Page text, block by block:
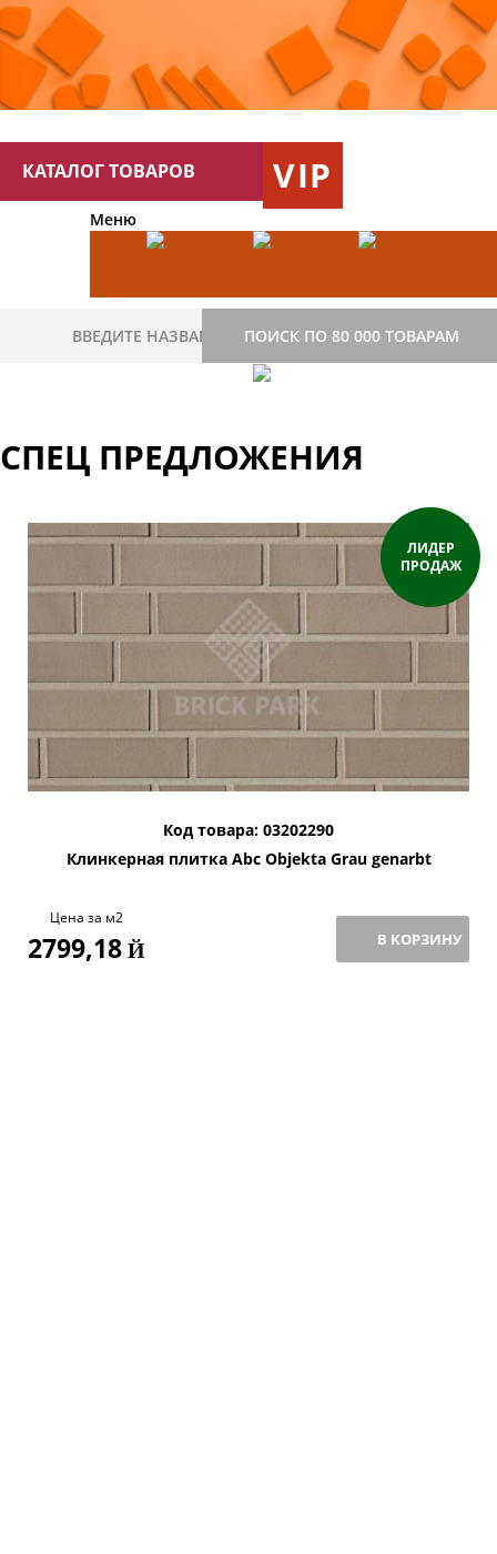
КАТАЛОГ ТОВАРОВ VIP
Меню
ПОИСК ПО 80 000 ТОВАРАМ
СПЕЦ ПРЕДЛОЖЕНИЯ
ЛИДЕР
ПРОДАЖ
Код товара: 03202290
Клинкерная плитка Abc Objekta Grau genarbt
Цена за м2
2799,18 Й В КОРЗИНУ